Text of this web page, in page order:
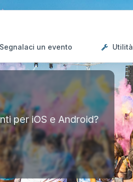
Segnalaci un evento Utilità
per iOS e Android?